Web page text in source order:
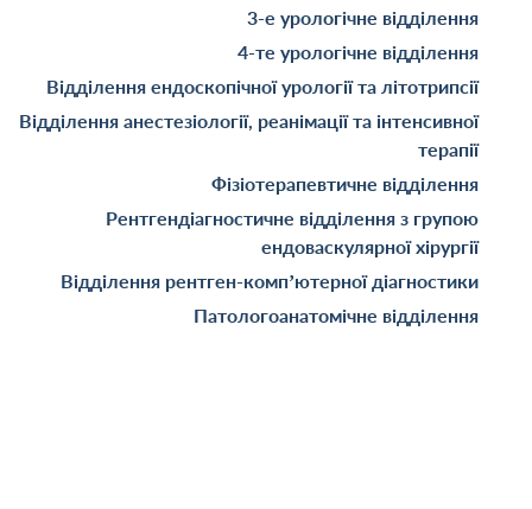
3-е урологічне відділення
4-те урологічне відділення
Відділення ендоскопічної урології та літотрипсії
Відділення анестезіології, реанімації та інтенсивної
терапії
Фізіотерапевтичне відділення
Рентгендіагностичне відділення з групою
ендоваскулярної хірургії
Відділення рентген-комп’ютерної діагностики
Патологоанатомічне відділення